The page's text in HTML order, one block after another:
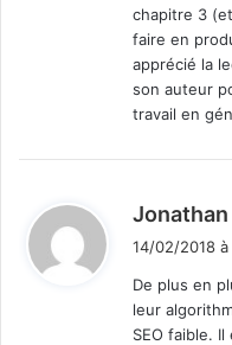
chapitre 3
faire en
apprécié la
son auteur
travail en
14/02/2018 à
De plus en
leur
SEO faible.